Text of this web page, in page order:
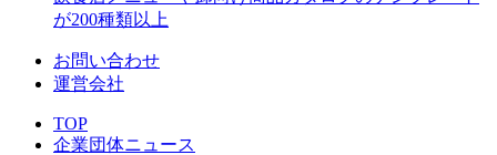
が200種類以上
お問い合わせ
運営会社
TOP
企業団体ニュース